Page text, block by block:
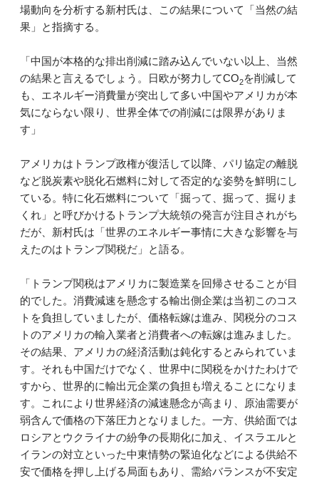
場動向を分析する新村氏は、この結果について「当然の結
果」と指摘する。
「中国が本格的な排出削減に踏み込んでいない以上、当然
の結果と言えるでしょう。日欧が努力してCO2を削減して
も、エネルギー消費量が突出して多い中国やアメリカが本
気にならない限り、世界全体での削減には限界がありま
す」
アメリカはトランプ政権が復活して以降、パリ協定の離脱
など脱炭素や脱化石燃料に対して否定的な姿勢を鮮明にし
ている。特に化石燃料について「掘って、掘って、掘りま
くれ」と呼びかけるトランプ大統領の発言が注目されがち
だが、新村氏は「世界のエネルギー事情に大きな影響を与
えたのはトランプ関税だ」と語る。
「トランプ関税はアメリカに製造業を回帰させることが目
的でした。消費減速を懸念する輸出側企業は当初このコス
トを負担していましたが、価格転嫁は進み、関税分のコス
トのアメリカの輸入業者と消費者への転嫁は進みました。
その結果、アメリカの経済活動は鈍化するとみられていま
す。それも中国だけでなく、世界中に関税をかけたわけで
すから、世界的に輸出元企業の負担も増えることになりま
す。これにより世界経済の減速懸念が高まり、原油需要が
弱含んで価格の下落圧力となりました。一方、供給面では
ロシアとウクライナの紛争の長期化に加え、イスラエルと
イランの対立といった中東情勢の緊迫化などによる供給不
安で価格を押し上げる局面もあり、需給バランスが不安定